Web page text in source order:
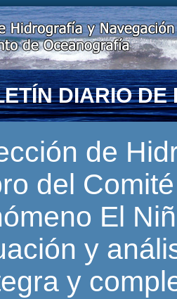
DIARIO DE
de
del
El
y
y